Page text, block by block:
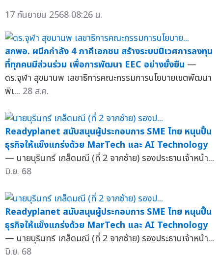
17 กันยายน 2568 08:26 น.
สกพอ. ผนึกกำลัง 4 ภาคีเอกชน สร้างระบบนิเวศการลงทุน
ที่ทุกคนมีส่วนร่วม เพื่อการพัฒนา EEC อย่างยั่งยืน —
ดร.จุฬา สุขมานพ เลขาธิการคณะกรรมการนโยบายเขตพัฒนา
พิเ... 28 ส.ค.
Readyplanet สนับสนุนผู้ประกอบการ SME ไทย หนุนปั้น
ธุรกิจให้แข็งแกร่งด้วย MarTech และ AI Technology
— นายบุรินทร์ เกล็ดมณี (ที่ 2 จากซ้าย) รองประธานเจ้าหน้า...
มิ.ย. 68
Readyplanet สนับสนุนผู้ประกอบการ SME ไทย หนุนปั้น
ธุรกิจให้แข็งแกร่งด้วย MarTech และ AI Technology
— นายบุรินทร์ เกล็ดมณี (ที่ 2 จากซ้าย) รองประธานเจ้าหน้า...
มิ.ย. 68